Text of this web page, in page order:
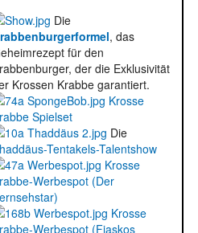
Die
, das
für den
der die Exklusivität
Krossen Krabbe garantiert.
Krosse
Spielset
Die
Tentakels-Talentshow
Krosse
Werbespot (Der
Krosse
Werbespot (Fiaskos